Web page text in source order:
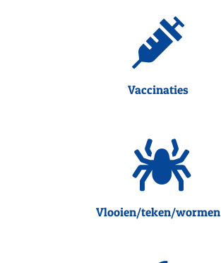
Vaccinaties
Vlooien/teken/wormen